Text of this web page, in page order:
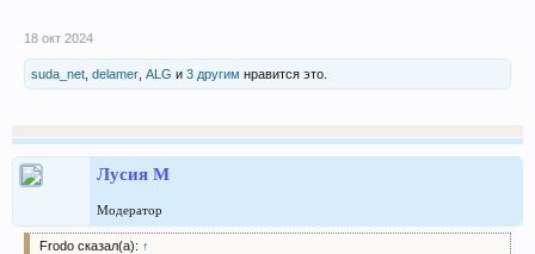
18 окт 2024
suda_net delamer ALG и 3 другим нравится это.
Лусия М
Модератор
Frodo сказал(а): ↑